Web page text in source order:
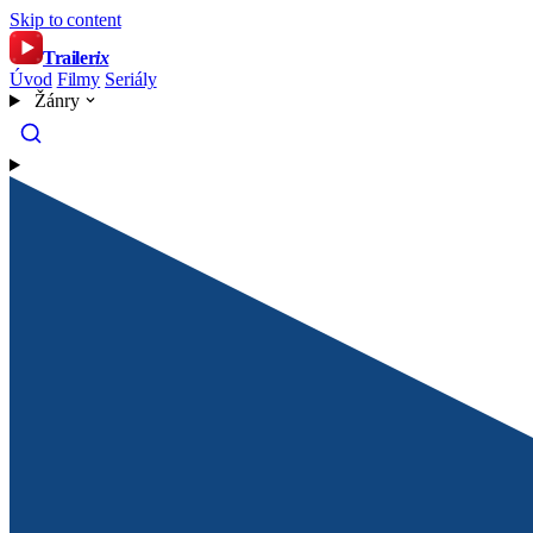
Skip to content
Trailerix
Úvod Filmy Seriály
Žánry